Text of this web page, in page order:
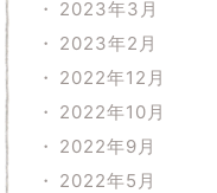
2023年3月
2023年2月
2022年12月
2022年10月
2022年9月
2022年5月